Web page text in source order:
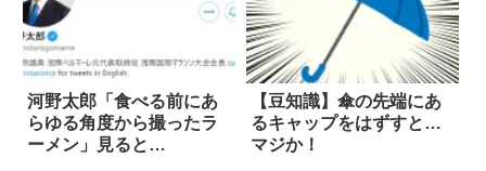
河野太郎「食べる前にあ
らゆる角度から撮ったラ
ーメン」見ると…
【豆知識】傘の先端にあ
るキャップをはずすと…
マジか！